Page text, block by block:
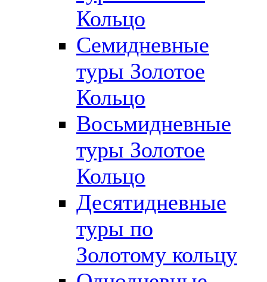
Кольцо
Семидневные
туры Золотое
Кольцо
Восьмидневные
туры Золотое
Кольцо
Десятидневные
туры по
Золотому кольцу